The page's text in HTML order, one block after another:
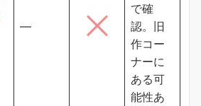
―
で確
認。旧
作コー
ナーに
ある可
能性あ